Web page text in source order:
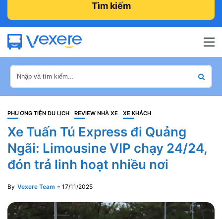
Tìm kiếm
PHƯƠNG TIỆN DU LỊCH REVIEW NHÀ XE XE KHÁCH
Xe Tuấn Tú Express đi Quảng
Ngãi: Limousine VIP chạy 24/24,
đón trả linh hoạt nhiều nơi
By Vexere Team 17/11/2025